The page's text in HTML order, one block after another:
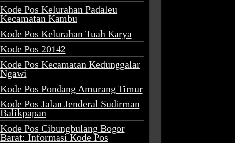
Kode Pos Kelurahan Padaleu
Kecamatan Kambu
Kode Pos Kelurahan Tuah Karya
Kode Pos 20142
Kode Pos Kecamatan Kedunggalar
Ngawi
Kode Pos Pondang Amurang Timur
Kode Pos Jalan Jenderal Sudirman
Balikpapan
Kode Pos Cibungbulang Bogor
Barat: Informasi Kode Pos